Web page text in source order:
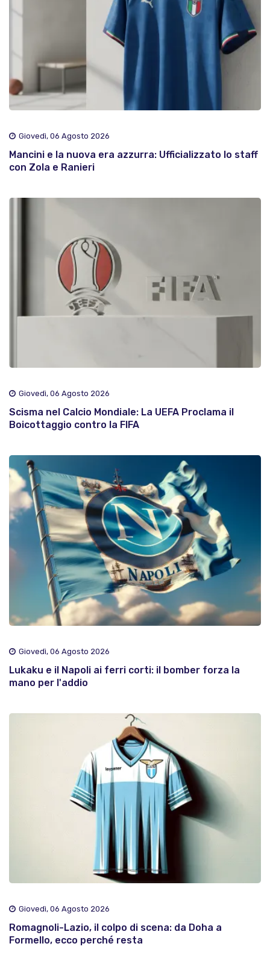
Giovedì, 06 Agosto 2026
Mancini e la nuova era azzurra: Ufficializzato lo staff
con Zola e Ranieri
Giovedì, 06 Agosto 2026
Scisma nel Calcio Mondiale: La UEFA Proclama il
Boicottaggio contro la FIFA
Giovedì, 06 Agosto 2026
Lukaku e il Napoli ai ferri corti: il bomber forza la
mano per l'addio
Giovedì, 06 Agosto 2026
Romagnoli-Lazio, il colpo di scena: da Doha a
Formello, ecco perché resta